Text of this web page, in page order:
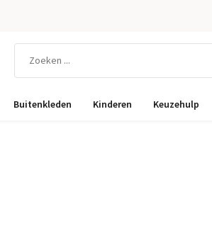
Buitenkleden Kinderen Keuzehulp